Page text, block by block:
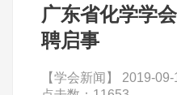
广东省化学学
聘启事
【学会新闻】 2019-